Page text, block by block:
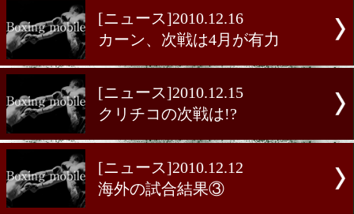
海外の試合結果②
海外の試合結果①
[ニュース]2010.12.17
海外の試合結果